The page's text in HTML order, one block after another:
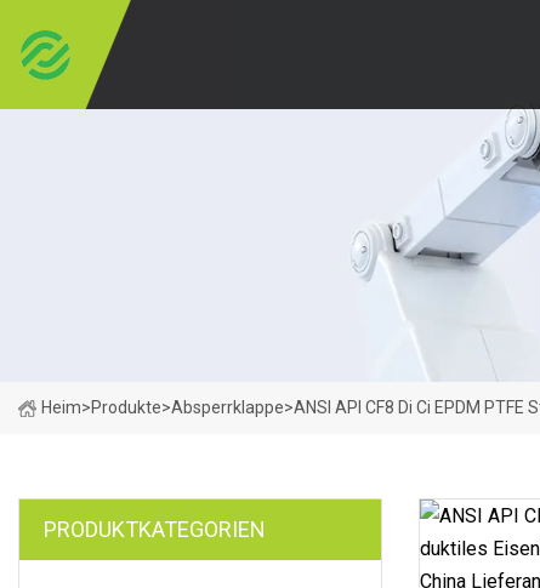
Heim>Produkte>Absperrklappe>ANSI API CF8 Di Ci EPDM
PRODUKTKATEGORIEN